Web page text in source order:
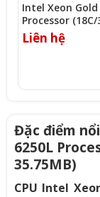
Intel Xeon Gold
Processor (18C/
2.50Ghz,
Liên hệ
Đặc điểm
6250L
35.75MB)
CPU Intel